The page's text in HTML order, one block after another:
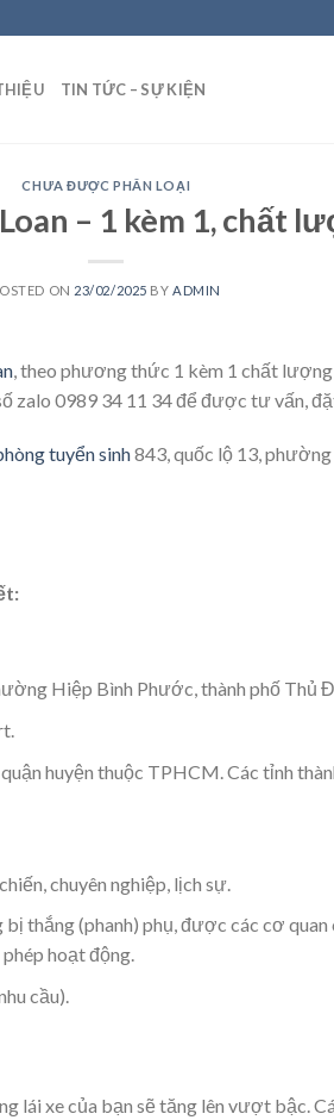
TIN TỨC – SỰ KIỆN
CHƯA ĐƯỢC PHÂN LOẠI
– 1 kèm 1, chất
ON 23/02/2025 BY ADMIN
, theo phương thức 1 kèm 1 chất
zalo 0989 34 11 34 để được tư vấn,
tuyển sinh843, quốc lộ 13,
Hiệp Bình Phước, thành phố Thủ
huyện thuộc TPHCM. Các tỉnh
chuyên nghiệp, lịch sự.
thắng (phanh) phụ, được các cơ
hoạt động.
cầu).
lái xe của bạn sẽ tăng lên vượt bậc.